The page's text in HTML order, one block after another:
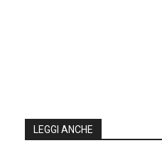
LEGGI ANCHE